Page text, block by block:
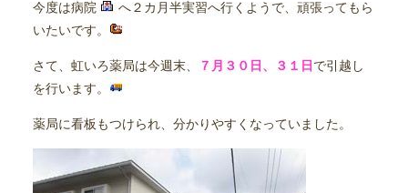
今度は病院
へ２カ月半実習へ行くようで、頑張ってもら
いたいです。
さて、虹いろ薬局は今週末、 ７月３０日、３１日 で引越し
を行います。
薬局に看板もつけられ、分かりやすくなっていました。